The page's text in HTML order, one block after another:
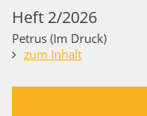
Heft 2/2026
Petrus (Im Druck)
zum Inhalt